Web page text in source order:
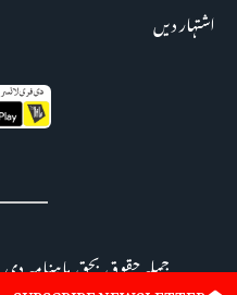
اشتہار دیں
جملہ حقوق بحق ماہنامہ دی